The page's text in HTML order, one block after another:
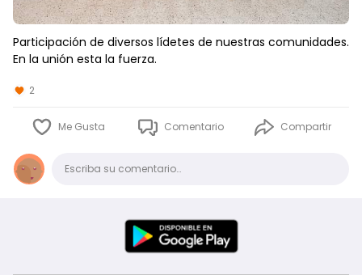
Participación de diversos lídetes de nuestras comunidades.
En la unión esta la fuerza.
2
Me Gusta Comentario Compartir
ComentarioEscriba su comentario…